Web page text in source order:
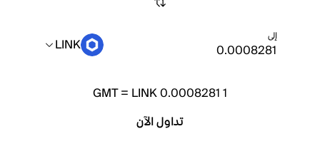
إلى LINK
1
GMT= LINK 0.0008281
تداول الآن